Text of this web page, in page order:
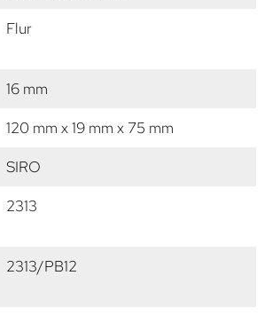
Flur
16 mm
120 mm x 19 mm x 75 mm
SIRO
2313
2313/PB12